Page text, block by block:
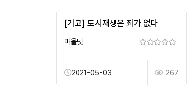
[기고] 도시재생은 죄가 없다
마을넷
2021-05-03 267